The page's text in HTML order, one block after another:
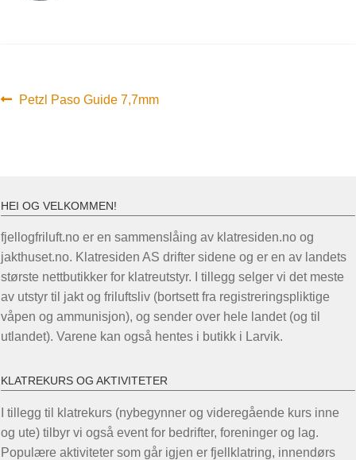
Innleggsnavigasjon
Forrige
Petzl Paso Guide 7,7mm
HEI OG VELKOMMEN!
fjellogfriluft.no er en sammenslåing av klatresiden.no og
jakthuset.no. Klatresiden AS drifter sidene og er en av landets
største nettbutikker for klatreutstyr. I tillegg selger vi det meste
av utstyr til jakt og friluftsliv (bortsett fra registreringspliktige
våpen og ammunisjon), og sender over hele landet (og til
utlandet). Varene kan også hentes i butikk i Larvik.
KLATREKURS OG AKTIVITETER
I tillegg til klatrekurs (nybegynner og videregående kurs inne
og ute) tilbyr vi også event for bedrifter, foreninger og lag.
Populære aktiviteter som går igjen er fjellklatring, innendørs